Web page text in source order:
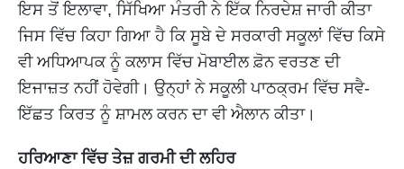
ਇਸ ਤੋਂ ਇਲਾਵਾ, ਸਿੱਖਿਆ ਮੰਤਰੀ ਨੇ ਇੱਕ ਨਿਰਦੇਸ਼ ਜਾਰੀ ਕੀਤਾ
ਜਿਸ ਵਿੱਚ ਕਿਹਾ ਗਿਆ ਹੈ ਕਿ ਸੂਬੇ ਦੇ ਸਰਕਾਰੀ ਸਕੂਲਾਂ ਵਿੱਚ ਕਿਸੇ
ਵੀ ਅਧਿਆਪਕ ਨੂੰ ਕਲਾਸ ਵਿੱਚ ਮੋਬਾਈਲ ਫ਼ੋਨ ਵਰਤਣ ਦੀ
ਇਜਾਜ਼ਤ ਨਹੀਂ ਹੋਵੇਗੀ। ਉਨ੍ਹਾਂ ਨੇ ਸਕੂਲੀ ਪਾਠਕ੍ਰਮ ਵਿੱਚ ਸਵੈ-
ਇੱਛਤ ਕਿਰਤ ਨੂੰ ਸ਼ਾਮਲ ਕਰਨ ਦਾ ਵੀ ਐਲਾਨ ਕੀਤਾ।
ਹਰਿਆਣਾ ਵਿੱਚ ਤੇਜ਼ ਗਰਮੀ ਦੀ ਲਹਿਰ